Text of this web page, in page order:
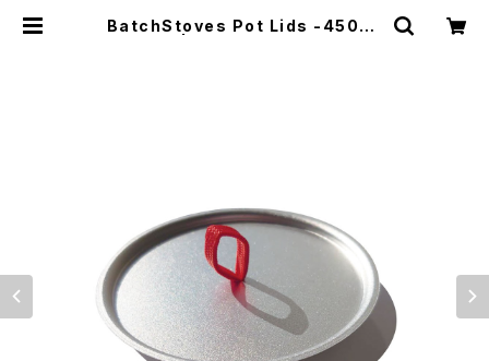
BatchStoves Pot Lids -450ml